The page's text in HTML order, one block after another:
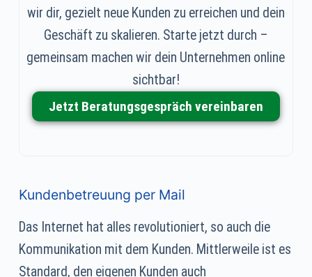
wir dir, gezielt neue Kunden zu erreichen und dein
Geschäft zu skalieren. Starte jetzt durch –
gemeinsam machen wir dein Unternehmen online
sichtbar!
Jetzt Beratungsgespräch vereinbaren
Kundenbetreuung per Mail
Das Internet hat alles revolutioniert, so auch die
Kommunikation mit dem Kunden. Mittlerweile ist es
Standard, den eigenen Kunden auch